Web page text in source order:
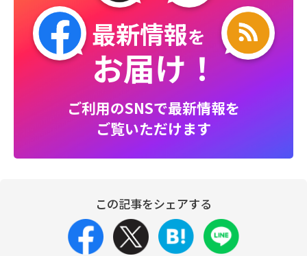
最新情報を
お届け！
ご利用のSNSで最新情報を
ご覧いただけます
この記事をシェアする